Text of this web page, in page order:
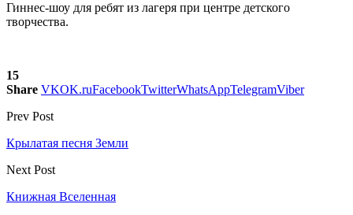
Гиннес-шоу для ребят из лагеря при центре детского
творчества.
15
Share VKOK.ruFacebookTwitterWhatsAppTelegramViber
Prev Post
Крылатая песня Земли
Next Post
Книжная Вселенная